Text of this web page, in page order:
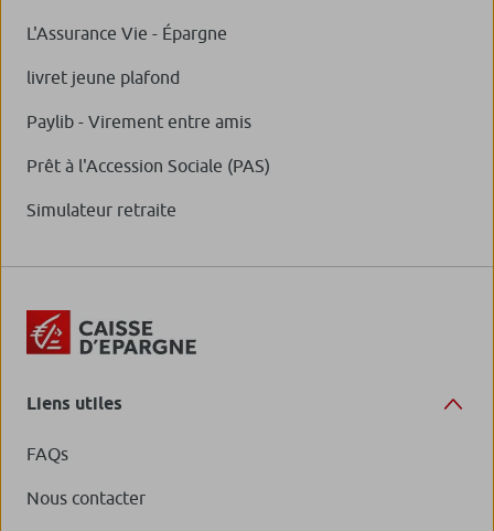
L'Assurance Vie - Épargne
livret jeune plafond
Paylib - Virement entre amis
Prêt à l'Accession Sociale (PAS)
Simulateur retraite
Liens utiles
FAQs
Nous contacter